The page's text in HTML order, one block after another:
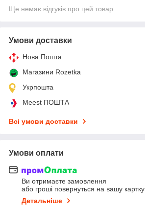
Ще немає відгуків про цей товар
Умови доставки
Нова Пошта
Магазини Rozetka
Укрпошта
Meest ПОШТА
Всі умови доставки
Умови оплати
Ви отримаєте замовлення
або гроші повернуться на вашу картку
Детальніше